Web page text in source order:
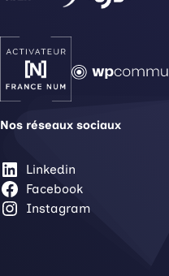
Nos réseaux sociaux
Linkedin
Facebook
Instagram